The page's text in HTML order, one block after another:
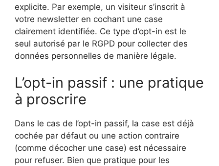
explicite. Par exemple, un visiteur s’inscrit à
votre newsletter en cochant une case
clairement identifiée. Ce type d’opt-in est le
seul autorisé par le RGPD pour collecter des
données personnelles de manière légale.
L’opt-in passif : une pratique
à proscrire
Dans le cas de l’opt-in passif, la case est déjà
cochée par défaut ou une action contraire
(comme décocher une case) est nécessaire
pour refuser. Bien que pratique pour les